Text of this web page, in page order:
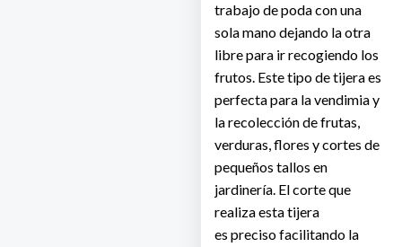
trabajo de poda con una
sola mano dejando la otra
libre para ir recogiendo los
frutos. Este tipo de tijera es
perfecta para la vendimia y
la recolección de frutas,
verduras, flores y cortes de
pequeños tallos en
jardinería. El corte que
realiza esta tijera
es preciso facilitando la